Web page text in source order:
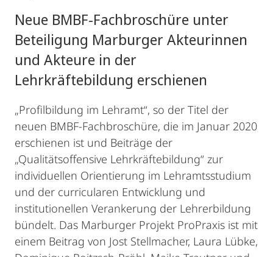
Neue BMBF-Fachbroschüre unter
Beteiligung Marburger Akteurinnen
und Akteure in der
Lehrkräftebildung erschienen
„Profilbildung im Lehramt“, so der Titel der
neuen BMBF-Fachbroschüre, die im Januar 2020
erschienen ist und Beiträge der
„Qualitätsoffensive Lehrkräftebildung“ zur
individuellen Orientierung im Lehramtsstudium
und der curricularen Entwicklung und
institutionellen Verankerung der Lehrerbildung
bündelt. Das Marburger Projekt ProPraxis ist mit
einem Beitrag von Jost Stellmacher, Laura Lübke,